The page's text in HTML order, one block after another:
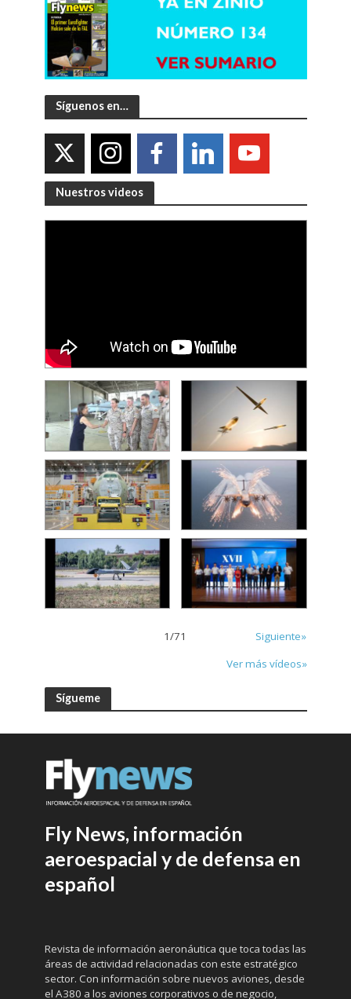
Síguenos en…
Nuestros videos
1/71
Siguiente»
Ver más vídeos»
Sígueme
Fly News, información
aeroespacial y de defensa en
español
Revista de información aeronáutica que toca todas las
áreas de actividad relacionadas con este estratégico
sector. Con información sobre nuevos aviones, desde
el A380 a los aviones corporativos o de negocio,